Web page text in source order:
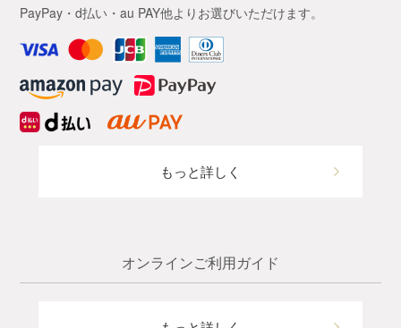
PayPay・d払い・au PAY他よりお選びいただけます。
もっと詳しく
オンラインご利用ガイド